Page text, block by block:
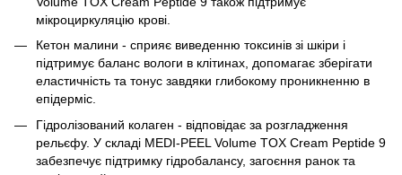
мікроциркуляцію крові.
Кетон малини - сприяє виведенню токсинів зі шкіри і
підтримує баланс вологи в клітинах, допомагає зберігати
еластичність та тонус завдяки глибокому проникненню в
епідерміс.
Гідролізований колаген - відповідає за розгладження
рельєфу. У складі MEDI-PEEL Volume TOX Cream Peptide 9
забезпечує підтримку гідробалансу, загоєння ранок та